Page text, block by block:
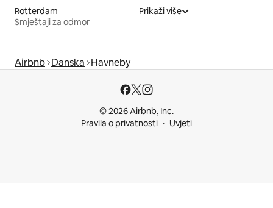
Rotterdam
Smještaji za odmor
Prikaži više
Airbnb Danska Havneby
© 2026 Airbnb, Inc.
Pravila o privatnosti
Uvjeti